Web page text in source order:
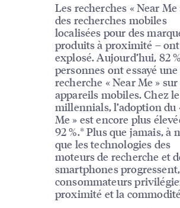
Les recherches « Near Me
des recherches mobiles
localisées pour des
produits à proximité – ont
explosé. Aujourd’hui, 82
personnes ont essayé une
recherche « Near Me »
appareils mobiles. Chez
millennials, l’adoption du
Me » est encore plus
92 %.* Plus que jamais, à
que les technologies des
moteurs de recherche et
smartphones
consommateurs
proximité et la